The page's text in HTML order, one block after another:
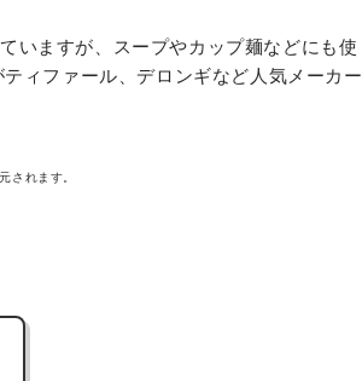
いますが、スープやカップ麺などにも使
ィファール、デロンギなど人気メーカー
されます。